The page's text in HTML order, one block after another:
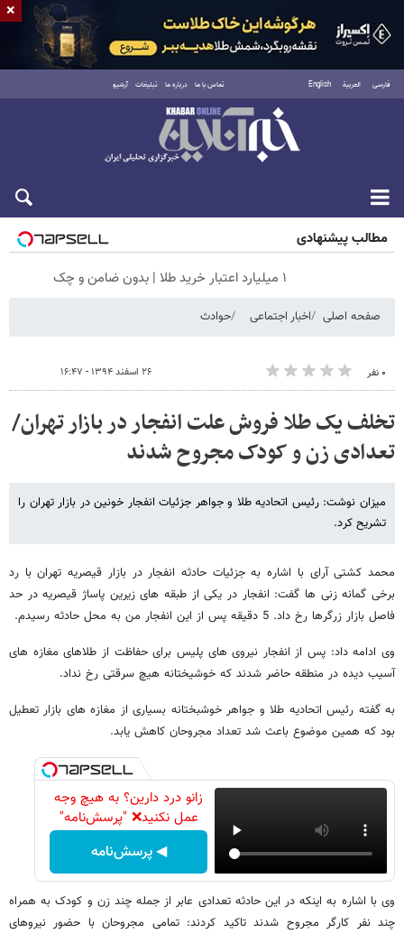
فارسی العربية English تماس با ما درباره ما تبلیغات آرشیو
پنجشنبه ۱۵ مرداد ۱۴۰۵
مطالب پیشنهادی
۱ میلیارد اعتبار خرید طلا | بدون ضامن و چک
صفحه اصلی اخبار اجتماعی حوادث
۰ نفر ۲۶ اسفند ۱۳۹۴ - ۱۶:۴۷
تخلف یک طلا فروش علت انفجار در بازار تهران/
تعدادی زن و کودک مجروح شدند
میزان نوشت: رئیس اتحادیه طلا و جواهر جزئیات انفجار خونین در بازار تهران را
تشریح کرد.
محمد کشتی آرای با اشاره به جزئیات حادثه انفجار در بازار قیصریه تهران با رد
برخی گمانه زنی ها گفت: انفجار در یکی از طبقه های زیرین پاساژ قیصریه در حد
فاصل بازار زرگرها رخ داد. 5 دقیقه پس از این انفجار من به محل حادثه رسیدم.
وی ادامه داد: پس از انفجار نیروی های پلیس برای حفاظت از طلاهای مغازه های
آسیب دیده در منطقه حاضر شدند که خوشیختانه هیچ سرقتی رخ نداد.
به گفته رئیس اتحادیه طلا و جواهر خوشبختانه بسیاری از مغازه های بازار تعطیل
بود که همین موضوع باعث شد تعداد مجروحان کاهش یابد.
زانو درد دارین؟ به هیچ وجه
عمل نکنید❌ "پرسش‌نامه"
◀ پرسش‌نامه
وی با اشاره به اینکه در این حادثه تعدادی عابر از جمله چند زن و کودک به همراه
چند نفر کارگر مجروح شدند تاکید کردند: تمامی مجروحان با حضور نیروهای
×